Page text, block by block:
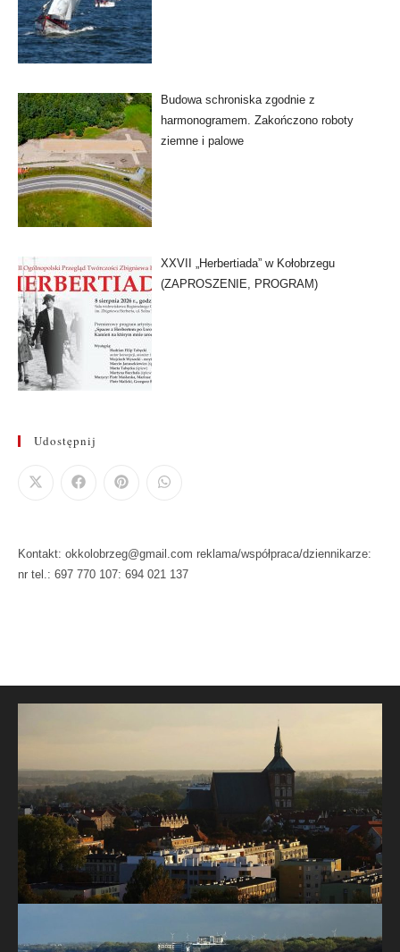
Budowa schroniska zgodnie z
harmonogramem. Zakończono roboty
ziemne i palowe
XXVII „Herbertiada” w Kołobrzegu
(ZAPROSZENIE, PROGRAM)
Udostępnij
Kontakt: okkolobrzeg@gmail.com reklama/współpraca/dziennikarze:
nr tel.: 697 770 107: 694 021 137